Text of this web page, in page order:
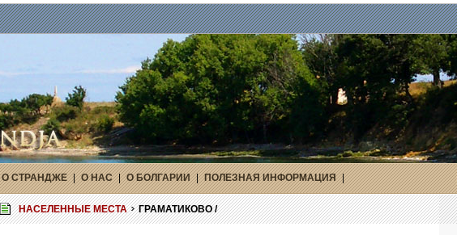
О СТРАНДЖЕ | O НАС | О БОЛГАРИИ | ПОЛЕЗНАЯ ИНФОРМАЦИЯ |
НАСЕЛЕННЫЕ МЕСТА ГРАМАТИКОВО /